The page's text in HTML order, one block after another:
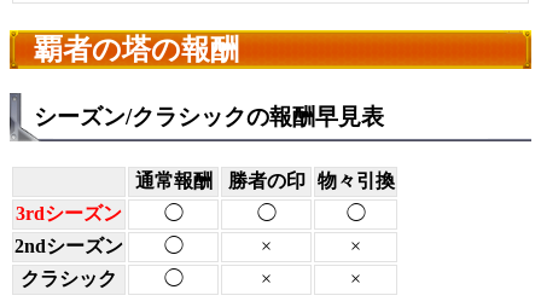
覇者の塔の報酬
シーズン/クラシックの報酬早見表
通常報酬 勝者の印
物々引換
3rdシーズン
◯ ◯
◯
2ndシーズン
◯ ×
×
クラシック
◯ × ×